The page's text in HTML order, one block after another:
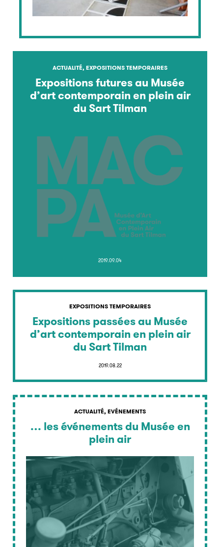
ACTUALITÉ, EXPOSITIONS TEMPORAIRES
Expositions futures au Musée
d’art contemporain en plein air
du Sart Tilman
2019.09.04
EXPOSITIONS TEMPORAIRES
Expositions passées au Musée
d’art contemporain en plein air
du Sart Tilman
2019.08.22
ACTUALITÉ, EVÉNEMENTS
… les événements du Musée en
plein air